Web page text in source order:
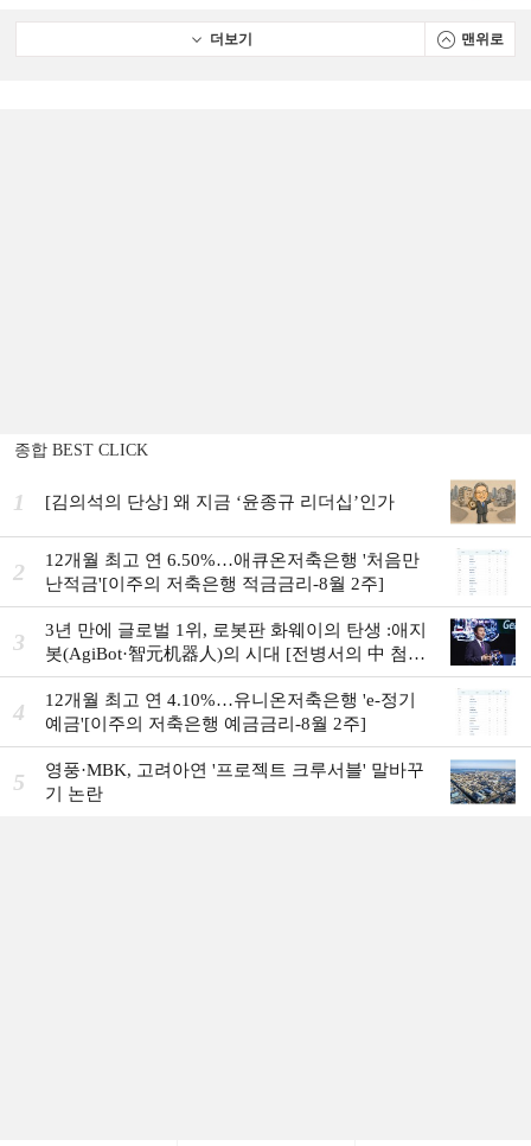
더보기 맨위로
종합 BEST CLICK
1 [김의석의 단상] 왜 지금 ‘윤종규 리더십’인가
2
12개월 최고 연 6.50%…애큐온저축은행 '처음만
난적금'[이주의 저축은행 적금금리-8월 2주]
3
3년 만에 글로벌 1위, 로봇판 화웨이의 탄생 :애지
봇(AgiBot·智元机器人)의 시대 [전병서의 中 첨단
기업 리포트⑬]
4
12개월 최고 연 4.10%…유니온저축은행 'e-정기
예금'[이주의 저축은행 예금금리-8월 2주]
5
영풍·MBK, 고려아연 '프로젝트 크루서블' 말바꾸
기 논란